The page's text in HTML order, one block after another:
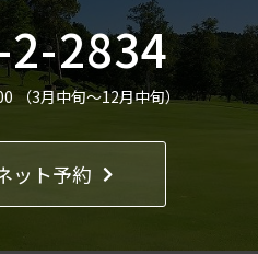
2834
（3月中旬～12月中旬）
ット予約